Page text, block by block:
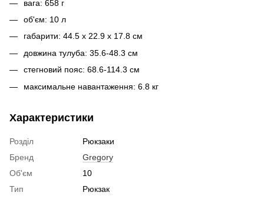
вага: 658 г
об'єм: 10 л
габарити: 44.5 x 22.9 x 17.8 см
довжина тулуба: 35.6-48.3 см
стегновий пояс: 68.6-114.3 см
максимальне навантаження: 6.8 кг
Характеристики
Розділ
Рюкзаки
Бренд
Gregory
Об'єм
10
Тип
Рюкзак